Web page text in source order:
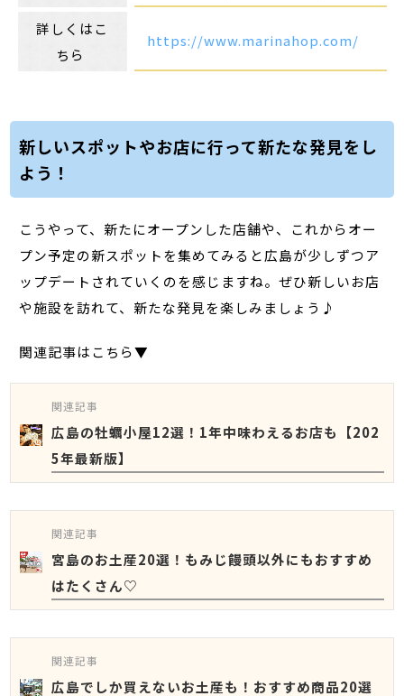
詳しくはこ
ちら
https://www.marinahop.com/
新しいスポットやお店に行って新たな発見をし
よう！
こうやって、新たにオープンした店舗や、これからオー
プン予定の新スポットを集めてみると広島が少しずつア
ップデートされていくのを感じますね。ぜひ新しいお店
や施設を訪れて、新たな発見を楽しみましょう♪
関連記事はこちら▼
関連記事
広島の牡蠣小屋12選！1年中味わえるお店も【202
5年最新版】
関連記事
宮島のお土産20選！もみじ饅頭以外にもおすすめ
はたくさん♡
関連記事
広島でしか買えないお土産も！おすすめ商品20選